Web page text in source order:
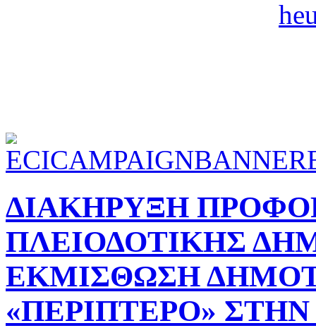
ΔΙΑΚΗΡΥΞΗ
ΠΛΕΙΟΔΟΤΙΚΗΣ
ΕΚΜΙΣΘΩΣΗ
«ΠΕΡΙΠΤΕΡΟ»